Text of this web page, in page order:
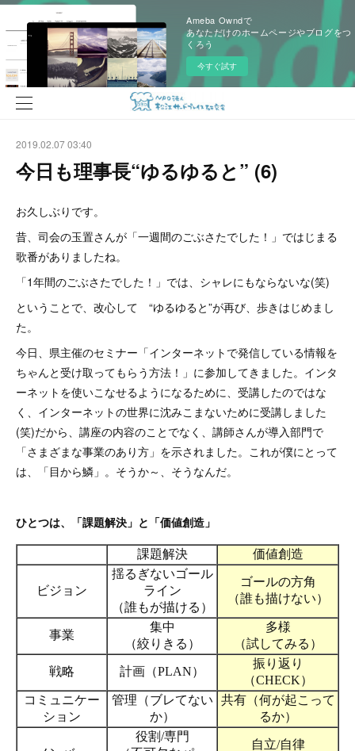
Ameba Owndで
あなただけのホームページやブログをつ
くろう
今すぐ試す
2019.02.07 03:40
今日も理事長“ゆるゆると” (6)
お久しぶりです。
昔、司会の玉置さんが「一週間のごぶさたでした！」ではじまる
歌番がありましたね。
「1年間のごぶさたでした！」では、シャレにもならないな(笑)
ということで、改心して “ゆるゆると”が再び、歩きはじめまし
た。
今日、県主催のセミナー「インターネットで発信している情報を
ちゃんと受け取ってもらう方法！」に参加してきました。インタ
ーネットを使いこなせるようになるために、受講したのではな
く、インターネットの世界に沈みこまないために受講しました
(笑)だから、講座の内容のことでなく、講師さんが導入部門で
「さまざまな事業のあり方」を示されました。これが僕にとって
は、「目から鱗」。そうか～、そうなんだ。
ひとつは、「課題解決」と「価値創造」